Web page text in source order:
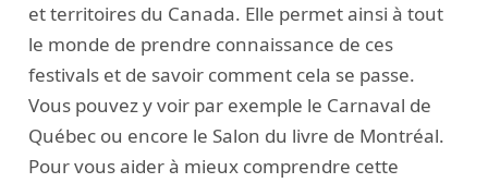
et territoires du Canada. Elle permet ainsi à tout
le monde de prendre connaissance de ces
festivals et de savoir comment cela se passe.
Vous pouvez y voir par exemple le Carnaval de
Québec ou encore le Salon du livre de Montréal.
Pour vous aider à mieux comprendre cette